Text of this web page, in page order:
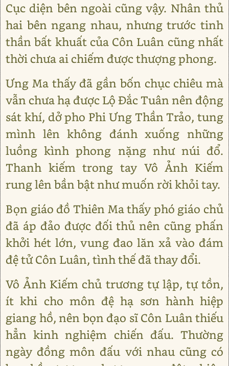
Cục diện bên ngoài cũng vậy. Nhân thủ
hai bên ngang nhau, nhưng trước tinh
thần bất khuất của Côn Luân cũng nhất
thời chưa ai chiếm được thượng phong.
Ưng Ma thấy đã gần bốn chục chiêu mà
vẫn chưa hạ được Lộ Đắc Tuân nên động
sát khí, dở pho Phi Ưng Thần Trảo, tung
mình lên không đánh xuống những
luồng kình phong nặng như núi đổ.
Thanh kiếm trong tay Vô Ảnh Kiếm
rung lên bần bật như muốn rời khỏi tay.
Bọn giáo đồ Thiên Ma thấy phó giáo chủ
đã áp đảo được đối thủ nên cũng phấn
khởi hét lớn, vung đao lăn xả vào đám
đệ tử Côn Luân, tình thế đã thay đổi.
Vô Ảnh Kiếm chủ trương tự lập, tự tồn,
ít khi cho môn đệ hạ sơn hành hiệp
giang hồ, nên bọn đạo sĩ Côn Luân thiếu
hẳn kinh nghiệm chiến đấu. Thường
ngày đồng môn đấu với nhau cũng có